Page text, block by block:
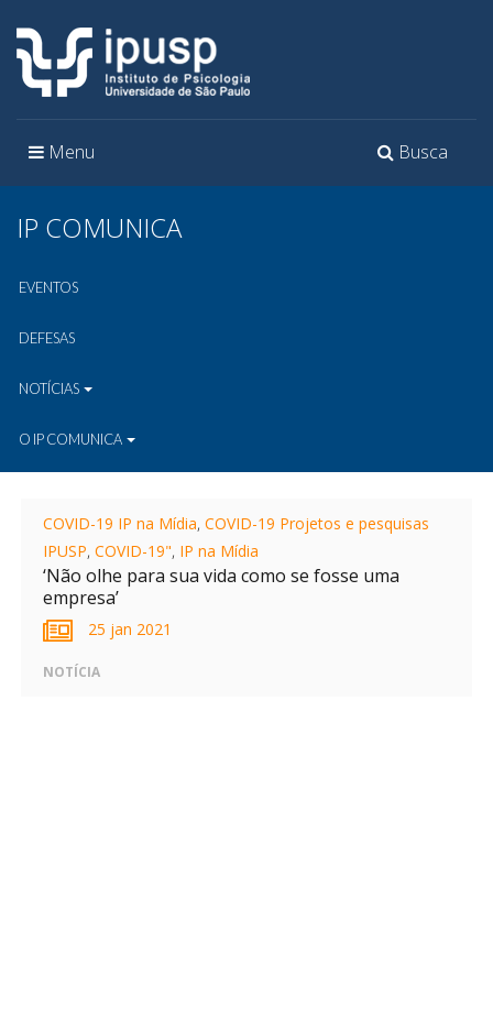
Toggle
Busca
Toggle
Menu
IP COMUNICA
EVENTOS
DEFESAS
NOTÍCIAS
O IP COMUNICA
COVID-19 IP na Mídia, COVID-19 Projetos e pesquisas
IPUSP, COVID-19", IP na Mídia
‘Não olhe para sua vida como se fosse uma
empresa’
25 jan 2021
NOTÍCIA